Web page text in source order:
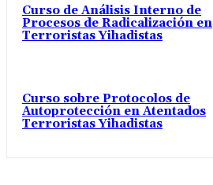
Curso de Análisis Interno de
Procesos de Radicalización en
Terroristas Yihadistas
Curso sobre Protocolos de
Autoprotección en Atentados
Terroristas Yihadistas